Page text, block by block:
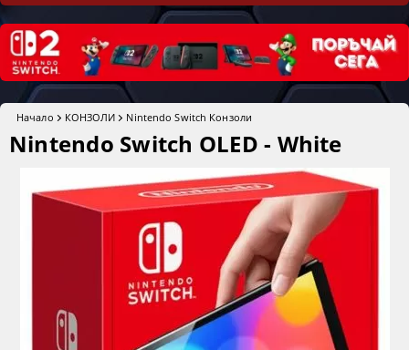
Начало КОНЗОЛИ Nintendo Switch Конзоли
Nintendo Switch OLED - White